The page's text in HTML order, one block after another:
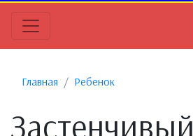
Главная Ребенок
Застенчивый